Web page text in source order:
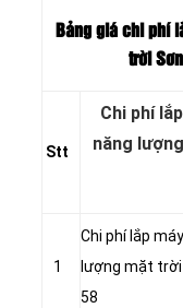
Bảng giá chi phí
trời
Stt
Chi phí
năng
1
Chi phí lắp
lượng mặt trời
58